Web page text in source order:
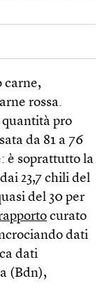
carne,
rossa.
pro
da 81 a 76
è soprattutto la
23,7 chili del
del 30 per
curato
dati
dati
(Bdn),